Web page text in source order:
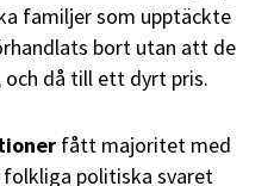
familjer som upptäckte
bort utan att de
då till ett dyrt pris.
fått majoritet med
politiska svaret